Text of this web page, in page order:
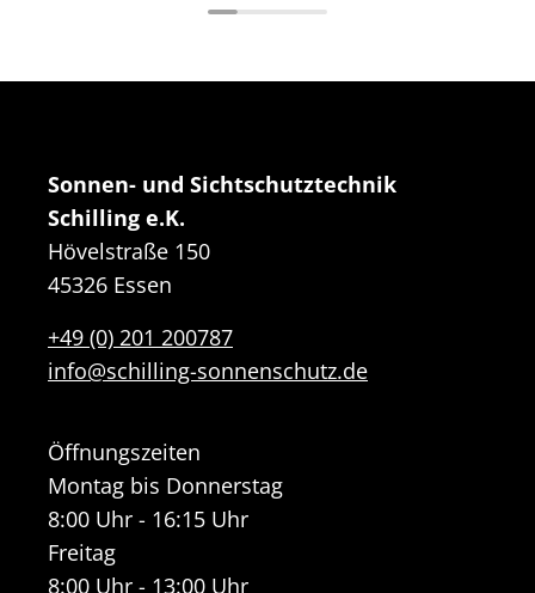
Sonnen- und Sichtschutztechnik
Schilling e.K.
Hövelstraße 150
45326 Essen
+49 (0) 201 200787
info@schilling-sonnenschutz.de
Öffnungszeiten
Montag bis Donnerstag
8:00 Uhr - 16:15 Uhr
Freitag
8:00 Uhr - 13:00 Uhr